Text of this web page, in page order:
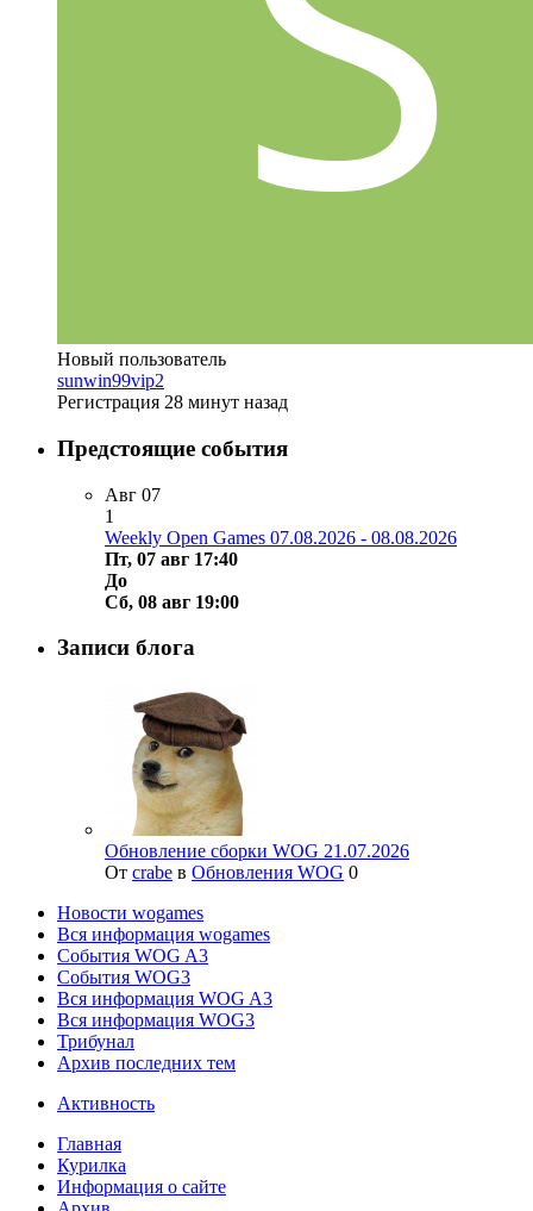
Новый пользователь
sunwin99vip2
Регистрация 28 минут назад
Предстоящие события
Авг 07
1
Weekly Open Games 07.08.2026 - 08.08.2026
Пт, 07 авг 17:40
До
Сб, 08 авг 19:00
Записи блога
Обновление сборки WOG 21.07.2026
От crabe в Обновления WOG 0
Новости wogames
Вся информация wogames
События WOG A3
События WOG3
Вся информация WOG A3
Вся информация WOG3
Трибунал
Архив последних тем
Активность
Главная
Курилка
Информация о сайте